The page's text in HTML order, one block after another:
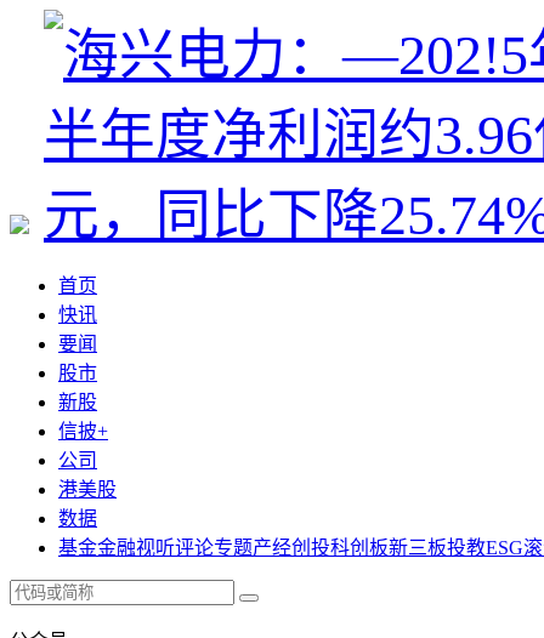
首页
快讯
要闻
股市
新股
信披+
公司
港美股
数据
基金金融视听评论专题产经创投科创板新三板投教ESG